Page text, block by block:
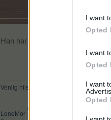
I want
Opted
I want
Opted
I want
Opted
Han har den gren så kær,
Venlig hilsen
LeneMor